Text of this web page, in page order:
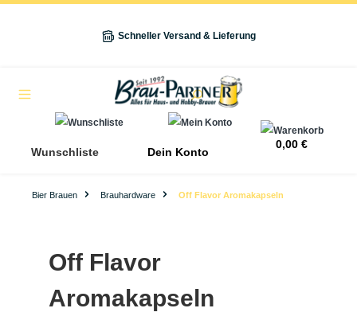
Schneller Versand & Lieferung
Wunschliste Dein Konto
0,00 €
Bier Brauen Brauhardware Off Flavor Aromakapseln
Off Flavor
Aromakapseln